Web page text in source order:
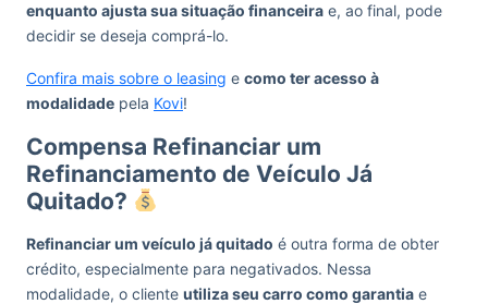
enquanto ajusta sua situação financeira e, ao final, pode
decidir se deseja comprá-lo.
Confira mais sobre o leasing e como ter acesso à
modalidade pela Kovi!
Compensa Refinanciar um
Refinanciamento de Veículo Já
Quitado?
Refinanciar um veículo já quitado é outra forma de obter
crédito, especialmente para negativados. Nessa
modalidade, o cliente utiliza seu carro como garantia e